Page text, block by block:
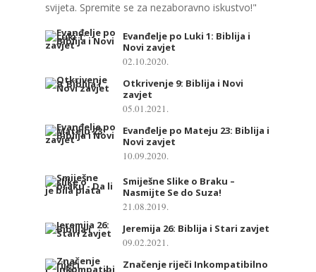
svijeta. Spremite se za nezaboravno iskustvo!"
Evanđelje po Luki 1: Biblija i
Novi zavjet
02.10.2020.
Otkrivenje 9: Biblija i Novi
zavjet
05.01.2021.
Evanđelje po Mateju 23: Biblija i
Novi zavjet
10.09.2020.
Smiješne Slike o Braku –
Nasmijte Se do Suza!
21.08.2019.
Jeremija 26: Biblija i Stari zavjet
09.02.2021.
Značenje riječi Inkompatibilno